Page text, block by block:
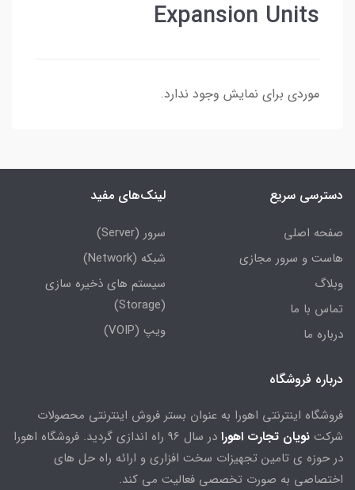
Expansion Units
موردی برای نمایش وجود ندارد.
دسترسی سریع
صفحه اصلی
هاست و سرور مجازی
وبلاگ
تماس با ما
درباره ما
لینک‌های مفید
سرور (Server)
شبکه (Network)
سیستم های ذخیره سازی
(Storage)
ویپ (VOIP)
درباره فروشگاه
فروشگاه اینترنتی اهورا به عنوان بستر فروش اینترنتی محصولات
شرکت نویان تجارت اهورا
در سال 96 راه اندازی گردید. فروشگاه اهورا
در حوزه ی تامین تجهیزات سخت افزاری و ارائه راه حل های
اختصاصی به صورت تخصصی فعالیت می کند.